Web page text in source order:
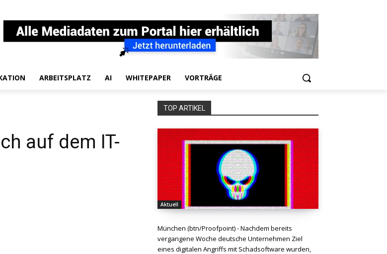
ARBEITSPLATZ AI WHITEPAPER VORTRÄGE
auf dem IT-
TOP ARTIKEL
Aktuell
München (btn/Proofpoint) - Nachdem bereits
vergangene Woche deutsche Unternehmen Ziel
eines digitalen Angriffs mit Schadsoftware wurden,